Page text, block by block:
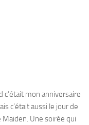
c’était mon anniversaire
c’était aussi le jour de
Maiden. Une soirée qui